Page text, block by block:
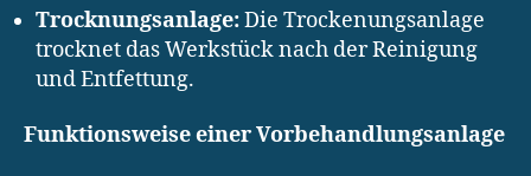
Trocknungsanlage:Die Trockenungsanlage
trocknet das Werkstück nach der Reinigung
und Entfettung.
Funktionsweise einer Vorbehandlungsanlage